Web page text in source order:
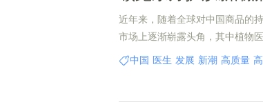
近年来，随着全球对中国商品的
市场上逐渐崭露头角，其中植物
的科研实力和品牌策略，成功推
中国 医生 发展 新潮 高质量